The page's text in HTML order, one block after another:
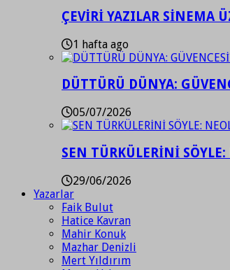
ÇEVİRİ YAZILAR SİNEMA
1 hafta ago
DÜTTÜRÜ DÜNYA:
05/07/2026
SEN TÜRKÜLERİNİ
29/06/2026
Yazarlar
Faik Bulut
Hatice Kavran
Mahir Konuk
Mazhar Denizli
Mert Yıldırım